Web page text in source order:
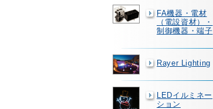
FA機器・電材
（電設資材）・
制御機器・端子
Rayer Lighting
LEDイルミネー
ション